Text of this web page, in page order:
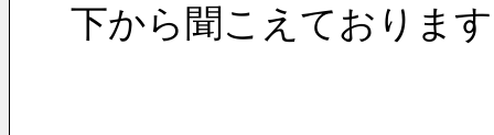
下から聞こえておりま